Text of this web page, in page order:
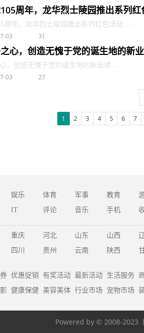
周年，龙华烈士陵园推出系列红
周年，龙华烈士陵园推出系列红色活动 . . .
03 31
心，创造无愧于党的诞生地的新
，创造无愧于党的诞生地的新业绩 . . .
03 27
1 2 3 4 5 6 7
娱乐 体育 军事 教育
IT 评论 音乐 手机
重庆 河北 山东 山西
四川 贵州 云南 陕西
优惠促销 有奖活动 最新活动 生活服务
健康保健 美容美体 行业市场 宠物市场
Powered by © 2008-2023